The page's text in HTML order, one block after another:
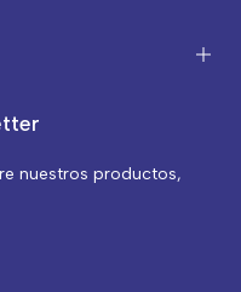
nuestros productos,